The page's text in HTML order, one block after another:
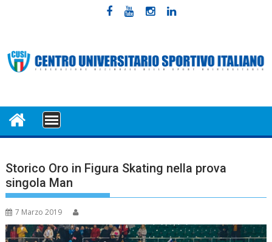
MENU
Storico Oro in Figura Skating nella prova
singola Man
7 Marzo 2019